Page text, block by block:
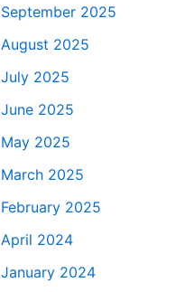
September 2025
August 2025
July 2025
June 2025
May 2025
March 2025
February 2025
April 2024
January 2024